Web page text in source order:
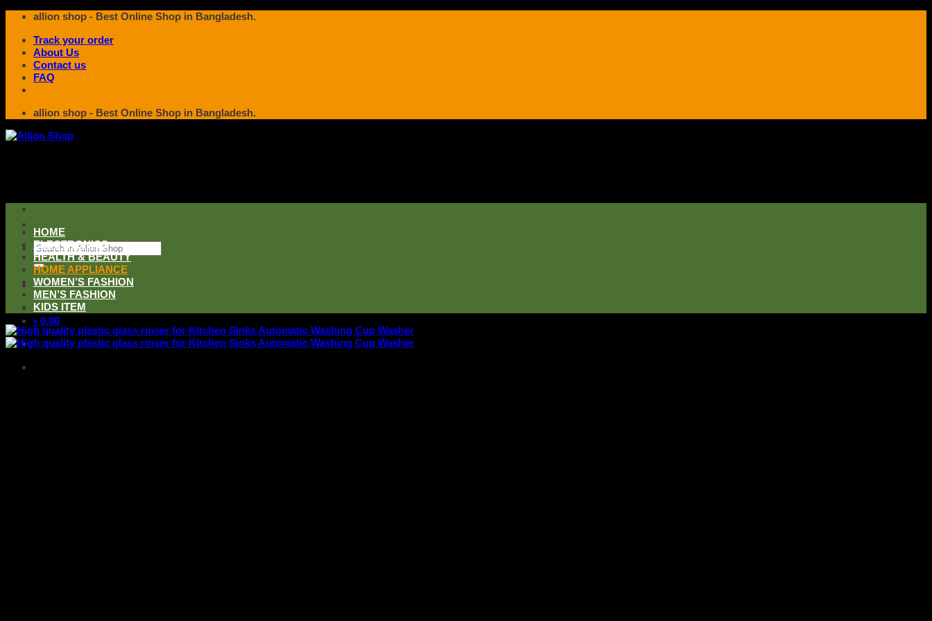
Skip
content
allion shop - Best Online Shop in Bangladesh.
Track your order
About Us
Contact us
FAQ
allion shop - Best Online Shop in Bangladesh.
Search
for:
৳ 0.00
HOME
ELECTRONICS
HEALTH & BEAUTY
HOME APPLIANCE
WOMEN’S FASHION
MEN’S FASHION
KIDS ITEM